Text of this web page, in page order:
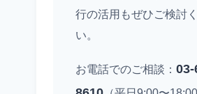
行の活用もぜひご検討
い。
お電話でのご相談： 03-